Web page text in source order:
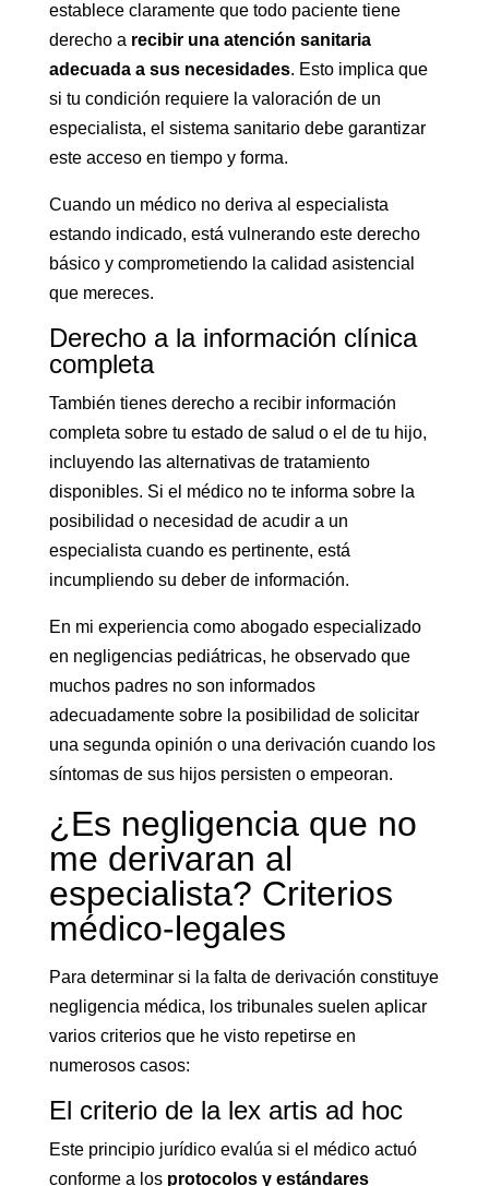
establece claramente que todo paciente tiene
derecho a recibir una atención sanitaria
adecuada a sus necesidades. Esto implica que
si tu condición requiere la valoración de un
especialista, el sistema sanitario debe garantizar
este acceso en tiempo y forma.
Cuando un médico no deriva al especialista
estando indicado, está vulnerando este derecho
básico y comprometiendo la calidad asistencial
que mereces.
Derecho a la información clínica
completa
También tienes derecho a recibir información
completa sobre tu estado de salud o el de tu hijo,
incluyendo las alternativas de tratamiento
disponibles. Si el médico no te informa sobre la
posibilidad o necesidad de acudir a un
especialista cuando es pertinente, está
incumpliendo su deber de información.
En mi experiencia como abogado especializado
en negligencias pediátricas, he observado que
muchos padres no son informados
adecuadamente sobre la posibilidad de solicitar
una segunda opinión o una derivación cuando los
síntomas de sus hijos persisten o empeoran.
¿Es negligencia que no
me derivaran al
especialista? Criterios
médico-legales
Para determinar si la falta de derivación constituye
negligencia médica, los tribunales suelen aplicar
varios criterios que he visto repetirse en
numerosos casos:
El criterio de la lex artis ad hoc
Este principio jurídico evalúa si el médico actuó
conforme a los protocolos y estándares